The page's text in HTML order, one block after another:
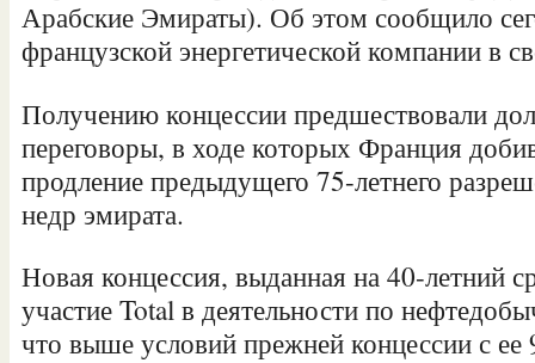
Арабские Эмираты). Об этом сообщило
французской энергетической компании в
Получению концессии предшествовали
переговоры, в ходе которых Франция
продление предыдущего 75-летнего
недр эмирата.
Новая концессия, выданная на 40-летний
участие Total в деятельности по
что выше условий прежней концессии с ее